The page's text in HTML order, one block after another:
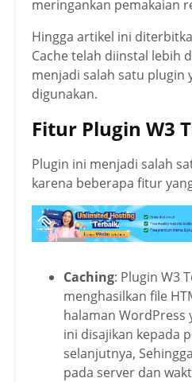
meringankan pemakaian
Hingga artikel ini
Cache telah diinstal lebih
menjadi salah satu plugin
digunakan.
Fitur Plugin W3
Plugin ini menjadi salah
karena beberapa fitur
Caching: Plugin W3
menghasilkan file
halaman WordPress
ini disajikan kepada
selanjutnya,
pada server dan